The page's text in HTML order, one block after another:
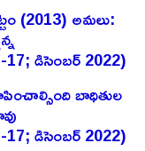
(2013) అమలు:
డిసెంబర్ 2022)
బాధితుల
డిసెంబర్ 2022)